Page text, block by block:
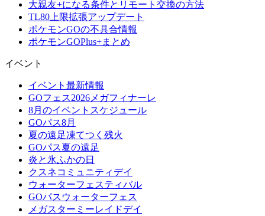
大親友+になる条件とリモート交換の方法
TL80上限拡張アップデート
ポケモンGOの不具合情報
ポケモンGOPlus+まとめ
イベント
イベント最新情報
GOフェス2026メガフィナーレ
8月のイベントスケジュール
GOパス8月
夏の遠足凍てつく残火
GOパス夏の遠足
炎と氷ふかの日
クスネコミュニティデイ
ウォーターフェスティバル
GOパスウォーターフェス
メガスターミーレイドデイ